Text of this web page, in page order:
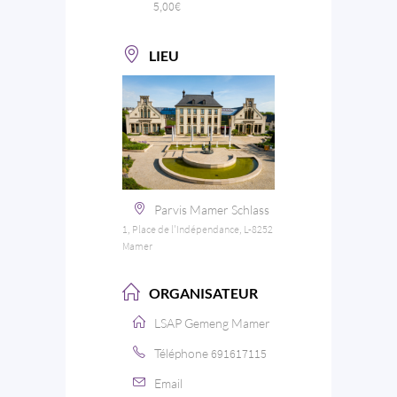
5,00€
LIEU
Parvis Mamer Schlass
1, Place de l'Indépendance, L-8252
Mamer
ORGANISATEUR
LSAP Gemeng Mamer
Téléphone691617115
Email